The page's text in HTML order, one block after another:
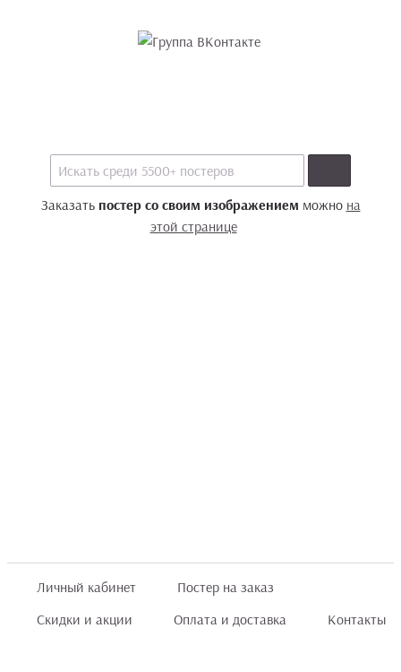
Заказать постер со своим изображением можно на
этой странице
Личный кабинет
Постер на заказ
Скидки и акции
Оплата и доставка
Контакты